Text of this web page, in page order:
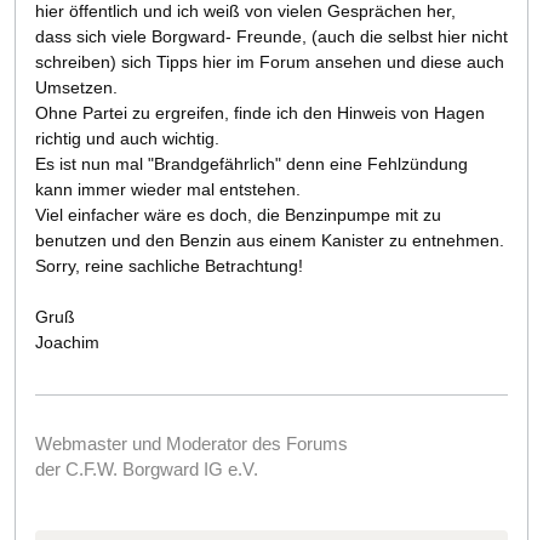
hier öffentlich und ich weiß von vielen Gesprächen her,
dass sich viele Borgward- Freunde, (auch die selbst hier nicht
schreiben) sich Tipps hier im Forum ansehen und diese auch
Umsetzen.
Ohne Partei zu ergreifen, finde ich den Hinweis von Hagen
richtig und auch wichtig.
Es ist nun mal "Brandgefährlich" denn eine Fehlzündung
kann immer wieder mal entstehen.
Viel einfacher wäre es doch, die Benzinpumpe mit zu
benutzen und den Benzin aus einem Kanister zu entnehmen.
Sorry, reine sachliche Betrachtung!
Gruß
Joachim
Webmaster und Moderator des Forums
der C.F.W. Borgward IG e.V.